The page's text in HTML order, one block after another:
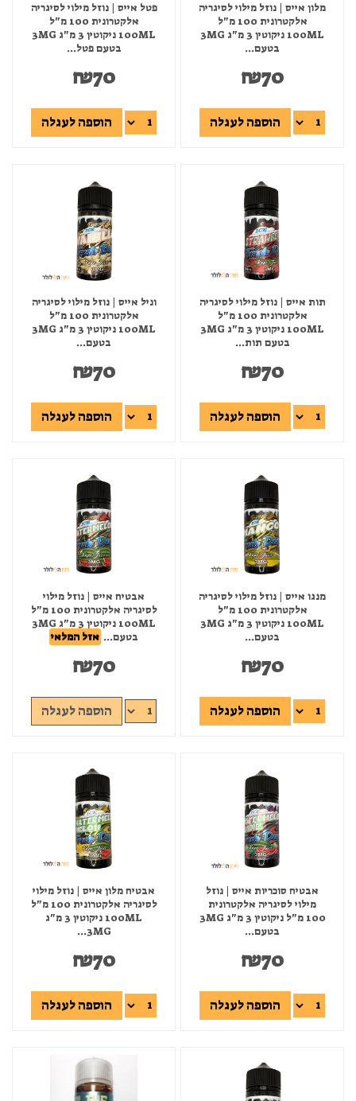
מלון אייס | נוזל מילוי לסיגריה
אלקטרונית 100 מ"ל
100ML ניקוטין 3 מ"ג 3MG
בטעם...
₪70
הוספה לעגלה
פטל אייס | נוזל מילוי לסיגריה
אלקטרונית 100 מ"ל
100ML ניקוטין 3 מ"ג 3MG
בטעם פטל...
₪70
הוספה לעגלה
תות אייס | נוזל מילוי לסיגריה
אלקטרונית 100 מ"ל
100ML ניקוטין 3 מ"ג 3MG
בטעם תות...
₪70
הוספה לעגלה
וניל אייס | נוזל מילוי לסיגריה
אלקטרונית 100 מ"ל
100ML ניקוטין 3 מ"ג 3MG
בטעם...
₪70
הוספה לעגלה
מנגו אייס | נוזל מילוי לסיגריה
אלקטרונית 100 מ"ל
100ML ניקוטין 3 מ"ג 3MG
בטעם...
₪70
הוספה לעגלה
אבטיח אייס | נוזל מילוי
לסיגריה אלקטרונית 100 מ"ל
100ML ניקוטין 3 מ"ג 3MG
בטעם... אזל המלאי
₪70
הוספה לעגלה
אבטיח סוכריות אייס | נוזל
מילוי לסיגריה אלקטרונית
100 מ"ל ניקוטין 3 מ"ג 3MG
בטעם...
₪70
הוספה לעגלה
אבטיח מלון אייס | נוזל מילוי
לסיגריה אלקטרונית 100 מ"ל
100ML ניקוטין 3 מ"ג
3MG...
₪70
הוספה לעגלה